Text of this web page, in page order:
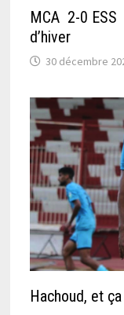
MCA 2-0 ESS
d’hiver
30 décembre
Hachoud, et